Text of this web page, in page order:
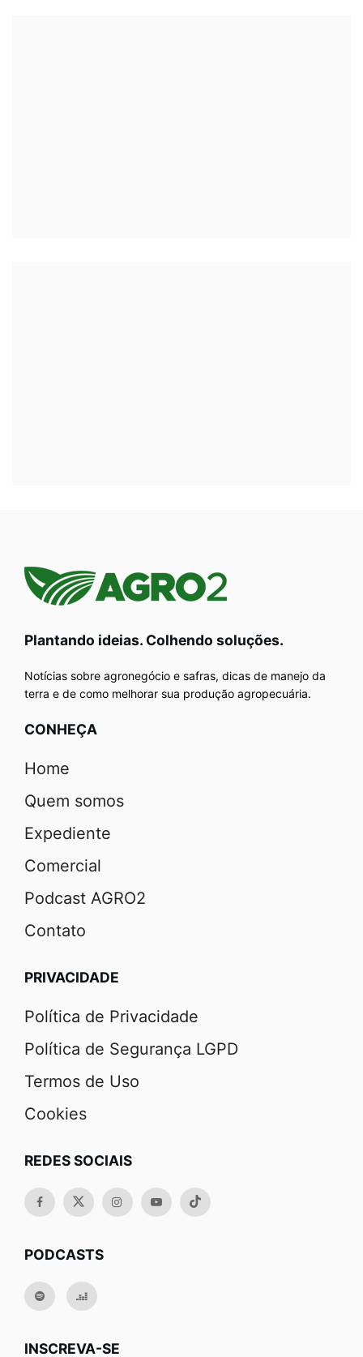
Plantando ideias. Colhendo soluções.
Notícias sobre agronegócio e safras, dicas de manejo da
terra e de como melhorar sua produção agropecuária.
CONHEÇA
Home
Quem somos
Expediente
Comercial
Podcast AGRO2
Contato
PRIVACIDADE
Política de Privacidade
Política de Segurança LGPD
Termos de Uso
Cookies
REDES SOCIAIS
PODCASTS
INSCREVA-SE